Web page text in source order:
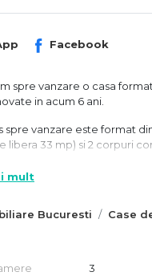
Bucuresti Case
Facebook
spre vanzare o casa
in acum 6 ani.
spre vanzare este format
libera 33 mp) si 2 corpuri
format din: garaj, bucatarie,
+ o pivnita;
de recreere.
mult
3